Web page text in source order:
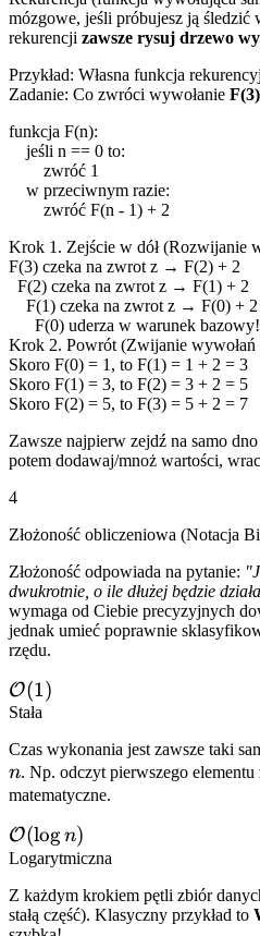
mózgowe, jeśli próbujesz ją śledzić
rekurencji zawsze rysuj drzewo
Przykład: Własna funkcja
Zadanie: Co zwróci wywołanie F(3)
funkcja F(n):
jeśli n == 0 to:
zwróć 1
w przeciwnym razie:
zwróć F(n - 1) + 2
Krok 1. Zejście w dół (Rozwijanie
F(3) czeka na zwrot z → F(2) + 2
F(2) czeka na zwrot z → F(1) + 2
F(1) czeka na zwrot z → F(0) + 2
F(0) uderza w warunek
Krok 2. Powrót (Zwijanie wywołań
Skoro F(0) = 1, to F(1) = 1 + 2 = 3
Skoro F(1) = 3, to F(2) = 3 + 2 = 5
Skoro F(2) = 5, to F(3) = 5 + 2 = 7
Zawsze najpierw zejdź na samo
potem dodawaj/mnoż wartości,
4
Złożoność obliczeniowa (Notacja
Złożoność odpowiada na pytanie:
dwukrotnie, o ile dłużej będzie
wymaga od Ciebie precyzyjnych
jednak umieć poprawnie
rzędu.
\mathcal{O}
(1)
O(1)
Stała
Czas wykonania jest zawsze taki
n
n. Np. odczyt pierwszego
matematyczne.
\mathcal{O}
(\log n)
O(logn)
Logarytmiczna
Z każdym krokiem pętli zbiór
stałą część). Klasyczny przykład to